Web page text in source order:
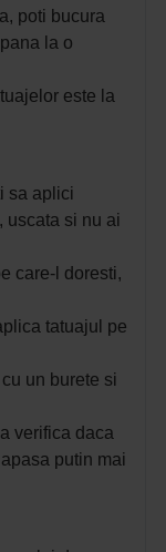
poti bucura
la o
este la
sa aplici
uscata si nu ai
care-l doresti,
tatuajul pe
un burete si
verifica daca
putin mai